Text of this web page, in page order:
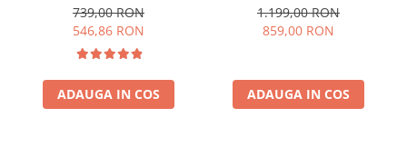
739,00 RON
546,86 RON
ADAUGA IN COS
1.199,00 RON
859,00 RON
ADAUGA IN COS